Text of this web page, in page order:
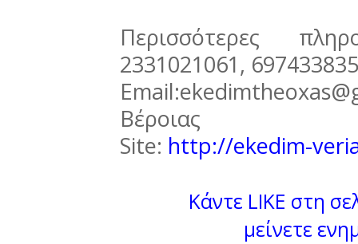
Περισσότερες
2331021061,
Βέροιας
Site: http://ekedim-
Κάντε LIKE στη
μείνετε